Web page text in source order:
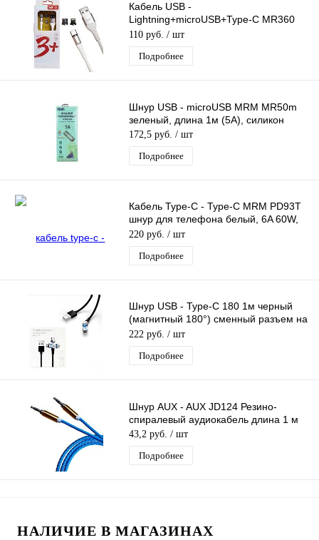
Кабель USB -
Lightning+microUSB+Type-C MR360
магнитный разъем съемный, шнур
для телефона, длина 1.2м
110 руб. / шт
Подробнее
Шнур USB - microUSB MRM MR50m
зеленый, длина 1м (5А), силикон
172,5 руб. / шт
Подробнее
Кабель Type-C - Type-C MRM PD93T
шнур для телефона белый, 6A 60W,
длина 1,5м
220 руб. / шт
Подробнее
Шнур USB - Type-C 180 1м черный
(магнитный 180°) сменный разъем на
магните, кабель
222 руб. / шт
Подробнее
Шнур AUX - AUX JD124 Резино-
спиралевый аудиокабель длина 1 м
43,2 руб. / шт
Подробнее
НАЛИЧИЕ В МАГАЗИНАХ